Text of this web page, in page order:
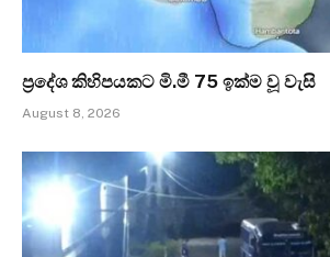
ප්‍රදේශ කිහිපයකට මි.මී 75 ඉක්ම වූ වැසි
August 8, 2026